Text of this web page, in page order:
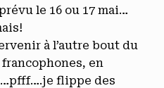
le 16 ou 17 mai…
à l’autre bout du
en
flippe des